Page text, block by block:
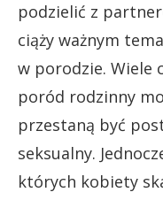
podzielić z
ciąży ważnym
w porodzie. Wiele
poród rodzinny
przestaną być
seksualny.
których kobiety